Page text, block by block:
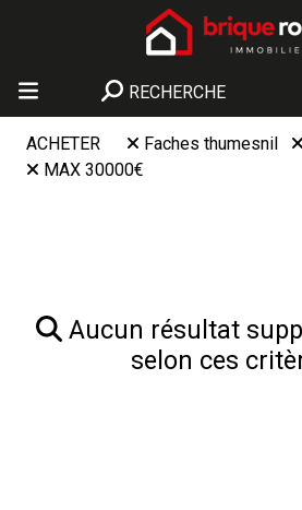
RECHERCHE
ACHETER Faches thumesnil
MAX 30000€
Aucun résultat
selon ces